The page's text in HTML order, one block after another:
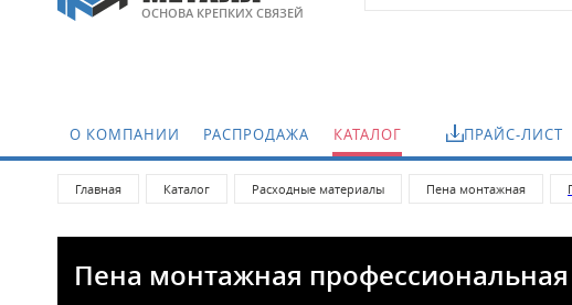
ОСНОВА КРЕПКИХ СВЯЗЕЙ
О КОМПАНИИ РАСПРОДАЖА КАТАЛОГ ПРАЙС-ЛИСТ
Главная Каталог Расходные материалы Пена монтажная
Пена монтажная